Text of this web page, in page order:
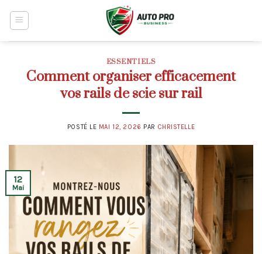
ESSENTIELS
Comment organiser efficacement
vos rails de scie sur rail
POSTÉ LE MAI 12, 2026 PAR CHRISTELLE
12
Mai